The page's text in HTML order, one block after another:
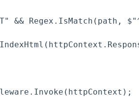
&& Regex.IsMatch(path,